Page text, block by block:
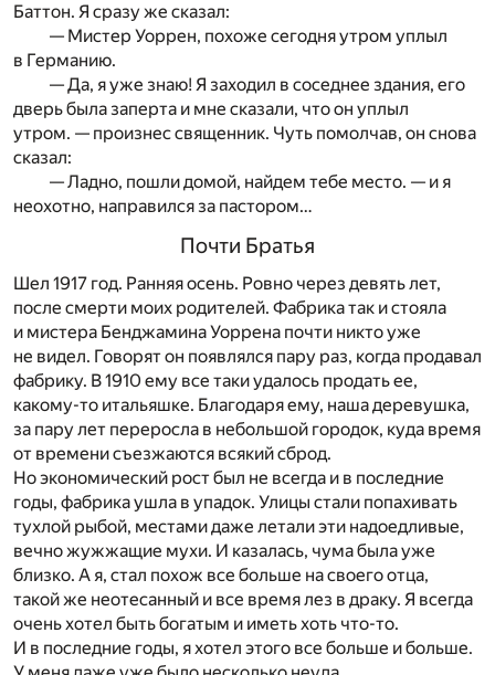
Баттон. Я сразу же сказал:
— Мистер Уоррен, похоже сегодня утром уплыл
в Германию.
— Да, я уже знаю! Я заходил в соседнее здания, его
дверь была заперта и мне сказали, что он уплыл
утром. — произнес священник. Чуть помолчав, он снова
сказал:
— Ладно, пошли домой, найдем тебе место. — и я
неохотно, направился за пастором…
Почти Братья
Шел 1917 год. Ранняя осень. Ровно через девять лет,
после смерти моих родителей. Фабрика так и стояла
и мистера Бенджамина Уоррена почти никто уже
не видел. Говорят он появлялся пару раз, когда продавал
фабрику. В 1910 ему все таки удалось продать ее,
какому-то итальяшке. Благодаря ему, наша деревушка,
за пару лет переросла в небольшой городок, куда время
от времени съезжаются всякий сброд.
Но экономический рост был не всегда и в последние
годы, фабрика ушла в упадок. Улицы стали попахивать
тухлой рыбой, местами даже летали эти надоедливые,
вечно жужжащие мухи. И казалась, чума была уже
близко. А я, стал похож все больше на своего отца,
такой же неотесанный и все время лез в драку. Я всегда
очень хотел быть богатым и иметь хоть что-то.
И в последние годы, я хотел этого все больше и больше.